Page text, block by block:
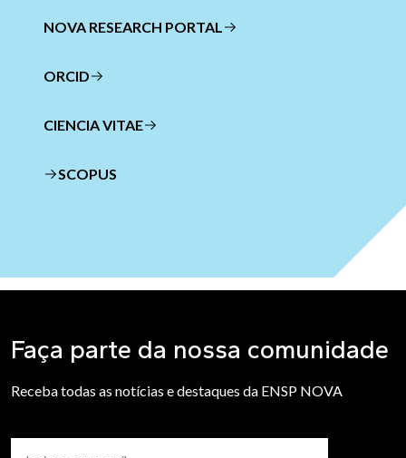
NOVA RESEARCH PORTAL
ORCID
CIENCIA VITAE
SCOPUS
Faça parte da nossa comunidade
Receba todas as notícias e destaques da ENSP NOVA